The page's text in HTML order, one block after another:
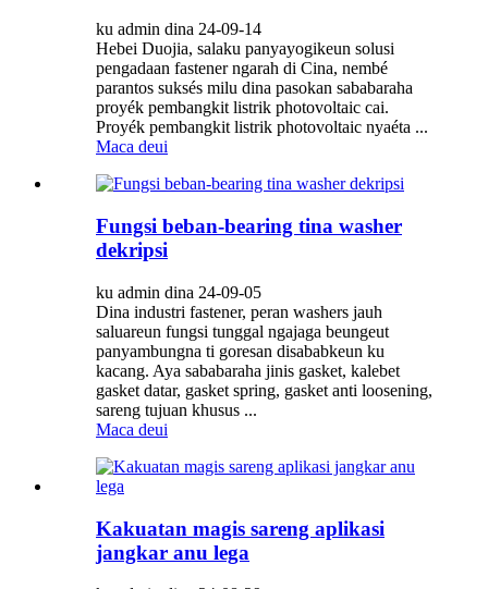
ku admin dina 24-09-14
Hebei Duojia, salaku panyayogikeun solusi
pengadaan fastener ngarah di Cina, nembé
parantos suksés milu dina pasokan sababaraha
proyék pembangkit listrik photovoltaic cai.
Proyék pembangkit listrik photovoltaic nyaéta ...
Maca deui
Fungsi beban-bearing tina washer
dekripsi
ku admin dina 24-09-05
Dina industri fastener, peran washers jauh
saluareun fungsi tunggal ngajaga beungeut
panyambungna ti goresan disababkeun ku
kacang. Aya sababaraha jinis gasket, kalebet
gasket datar, gasket spring, gasket anti loosening,
sareng tujuan khusus ...
Maca deui
Kakuatan magis sareng aplikasi
jangkar anu lega